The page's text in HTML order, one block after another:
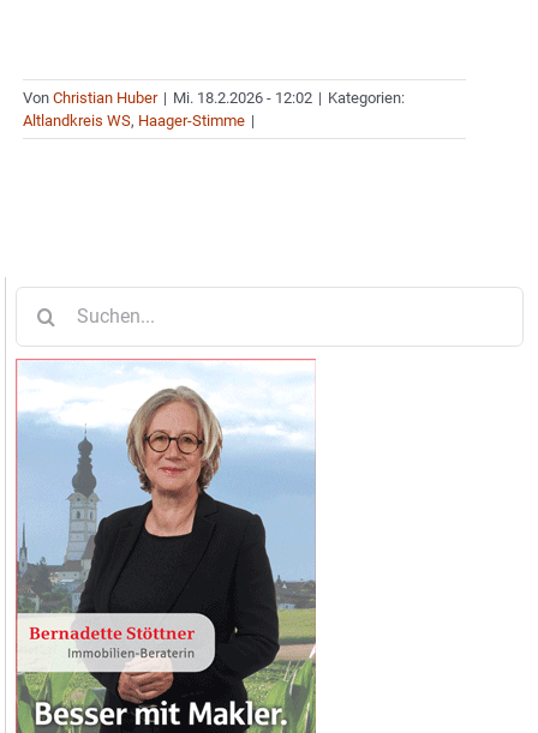
Von Christian Huber | Mi. 18.2.2026 - 12:02 | Kategorien:
Altlandkreis WS, Haager-Stimme |
nach: